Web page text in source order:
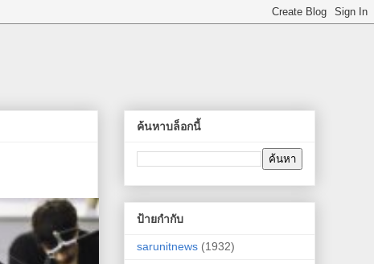
ค้นหาบล็อกนี้
ป้ายกำกับ
sarunitnews (1932)